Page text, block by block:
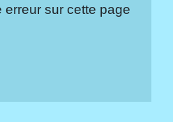
erreur sur cette page